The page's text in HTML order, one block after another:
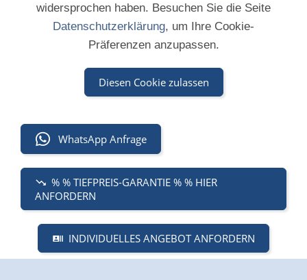
widersprochen haben. Besuchen Sie die Seite
Datenschutzerklärung, um Ihre Cookie-
Präferenzen anzupassen.
Diesen Cookie zulassen
WhatsApp Anfrage
% % TIEFPREIS-GARANTIE % % HIER
ANFORDERN
INDIVIDUELLES ANGEBOT ANFORDERN